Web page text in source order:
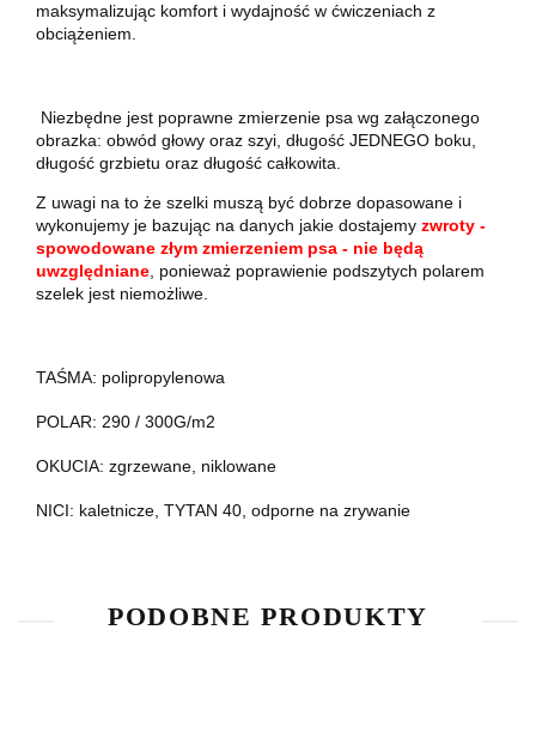
maksymalizując komfort i wydajność w ćwiczeniach z
obciążeniem.
Niezbędne jest poprawne zmierzenie psa wg załączonego
obrazka: obwód głowy oraz szyi, długość JEDNEGO boku,
długość grzbietu oraz długość całkowita.
Z uwagi na to że szelki muszą być dobrze dopasowane i
wykonujemy je bazując na danych jakie dostajemy zwroty -
spowodowane złym zmierzeniem psa - nie będą
uwzględniane, ponieważ poprawienie podszytych polarem
szelek jest niemożliwe.
TAŚMA: polipropylenowa
POLAR: 290 / 300G/m2
OKUCIA: zgrzewane, niklowane
NICI: kaletnicze, TYTAN 40, odporne na zrywanie
PODOBNE PRODUKTY